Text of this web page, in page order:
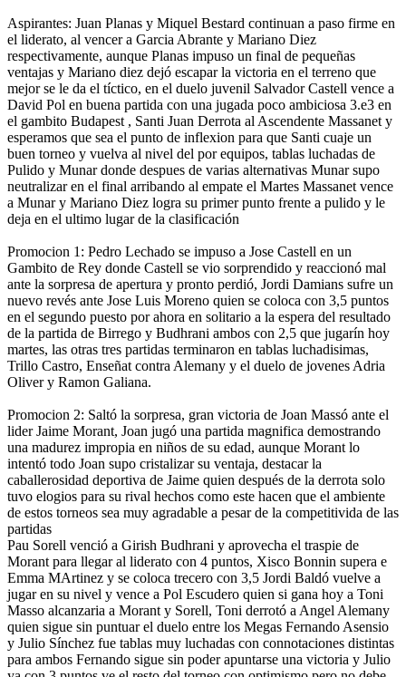
Aspirantes: Juan Planas y Miquel Bestard continuan a paso firme en
el liderato, al vencer a Garcia Abrante y Mariano Diez
respectivamente, aunque Planas impuso un final de pequeñas
ventajas y Mariano diez dejó escapar la victoria en el terreno que
mejor se le da el tíctico, en el duelo juvenil Salvador Castell vence a
David Pol en buena partida con una jugada poco ambiciosa 3.e3 en
el gambito Budapest , Santi Juan Derrota al Ascendente Massanet y
esperamos que sea el punto de inflexion para que Santi cuaje un
buen torneo y vuelva al nivel del por equipos, tablas luchadas de
Pulido y Munar donde despues de varias alternativas Munar supo
neutralizar en el final arribando al empate el Martes Massanet vence
a Munar y Mariano Diez logra su primer punto frente a pulido y le
deja en el ultimo lugar de la clasificación
Promocion 1: Pedro Lechado se impuso a Jose Castell en un
Gambito de Rey donde Castell se vio sorprendido y reaccionó mal
ante la sorpresa de apertura y pronto perdió, Jordi Damians sufre un
nuevo revés ante Jose Luis Moreno quien se coloca con 3,5 puntos
en el segundo puesto por ahora en solitario a la espera del resultado
de la partida de Birrego y Budhrani ambos con 2,5 que jugarín hoy
martes, las otras tres partidas terminaron en tablas luchadisimas,
Trillo Castro, Enseñat contra Alemany y el duelo de jovenes Adria
Oliver y Ramon Galiana.
Promocion 2: Saltó la sorpresa, gran victoria de Joan Massó ante el
lider Jaime Morant, Joan jugó una partida magnifica demostrando
una madurez impropia en niños de su edad, aunque Morant lo
intentó todo Joan supo cristalizar su ventaja, destacar la
caballerosidad deportiva de Jaime quien después de la derrota solo
tuvo elogios para su rival hechos como este hacen que el ambiente
de estos torneos sea muy agradable a pesar de la competitivida de las
partidas
Pau Sorell venció a Girish Budhrani y aprovecha el traspie de
Morant para llegar al liderato con 4 puntos, Xisco Bonnin supera e
Emma MArtinez y se coloca trecero con 3,5 Jordi Baldó vuelve a
jugar en su nivel y vence a Pol Escudero quien si gana hoy a Toni
Masso alcanzaria a Morant y Sorell, Toni derrotó a Angel Alemany
quien sigue sin puntuar el duelo entre los Megas Fernando Asensio
y Julio Sínchez fue tablas muy luchadas con connotaciones distintas
para ambos Fernando sigue sin poder apuntarse una victoria y Julio